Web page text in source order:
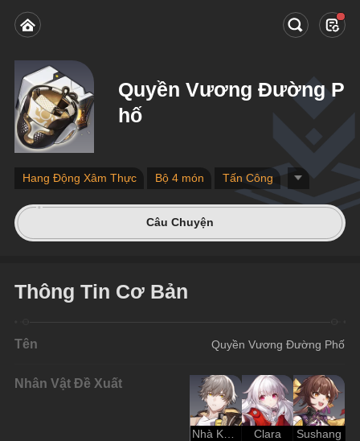
Quyền Vương Đường P
hố
Hang Động Xâm Thực Bộ 4 món Tấn Công
Câu Chuyện
Thông Tin Cơ Bản
Tên Quyền Vương Đường Phố
Nhân Vật Đề Xuất
Nhà Khai Phá - Hủy Diệt Clara Sushang